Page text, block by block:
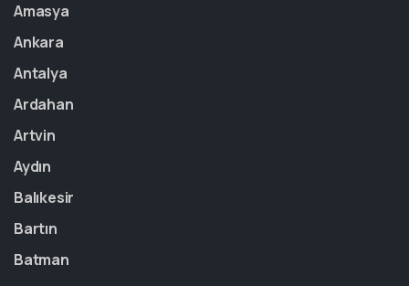
Amasya
Ankara
Antalya
Ardahan
Artvin
Aydın
Balıkesir
Bartın
Batman